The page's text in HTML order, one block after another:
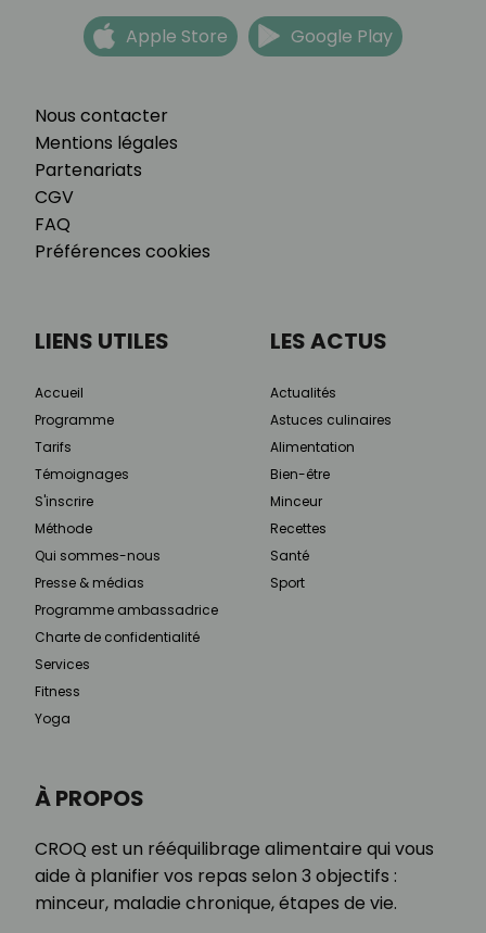
Nous contacter
Mentions légales
Partenariats
CGV
FAQ
Préférences cookies
Apple Store Google Play
À PROPOS
CROQ est un rééquilibrage alimentaire qui vous
aide à planifier vos repas selon 3 objectifs :
minceur, maladie chronique, étapes de vie.
LIENS UTILES
Accueil
Programme
Tarifs
Témoignages
S'inscrire
Méthode
Qui sommes-nous
Presse & médias
Programme ambassadrice
Charte de confidentialité
Services
Fitness
Yoga
LES ACTUS
Actualités
Astuces culinaires
Alimentation
Bien-être
Minceur
Recettes
Santé
Sport